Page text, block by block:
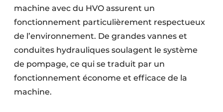
machine avec du HVO assurent un
fonctionnement particulièrement respectueux
de l’environnement. De grandes vannes et
conduites hydrauliques soulagent le système
de pompage, ce qui se traduit par un
fonctionnement économe et efficace de la
machine.